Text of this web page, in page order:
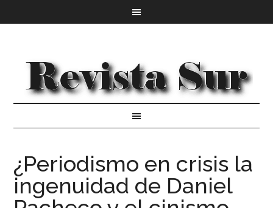
¿Periodismo en crisis la
ingenuidad de Daniel